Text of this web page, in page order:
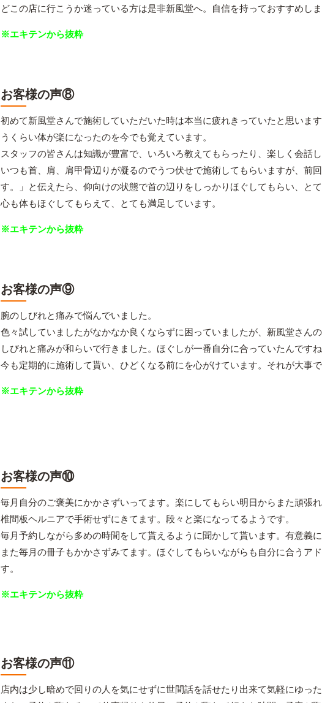
どこの店に行こうか迷っている方は是非新風堂へ。自信を持っておすすめしま
※エキテンから抜粋
お客様の声⑧
初めて新風堂さんで施術していただいた時は本当に疲れきっていたと思いま
うくらい体が楽になったのを今でも覚えています。
スタッフの皆さんは知識が豊富で、いろいろ教えてもらったり、楽しく会話
いつも首、肩、肩甲骨辺りが凝るのでうつ伏せで施術してもらいますが、前
す。」と伝えたら、仰向けの状態で首の辺りをしっかりほぐしてもらい、と
心も体もほぐしてもらえて、とても満足しています。
※エキテンから抜粋
お客様の声⑨
腕のしびれと痛みで悩んでいました。
色々試していましたがなかなか良くならずに困っていましたが、新風堂さん
しびれと痛みが和らいで行きました。ほぐしが一番自分に合っていたんです
今も定期的に施術して貰い、ひどくなる前にを心がけています。それが大事で
※エキテンから抜粋
お客様の声⑩
毎月自分のご褒美にかかさずいってます。楽にしてもらい明日からまた頑張れ
椎間板ヘルニアで手術せずにきてます。段々と楽になってるようです。
毎月予約しながら多めの時間をして貰えるように聞かして貰います。有意義に
また毎月の冊子もかかさずみてます。ほぐしてもらいながらも自分に合うア
す。
※エキテンから抜粋
お客様の声⑪
店内は少し暗めで回りの人を気にせずに世間話を話せたり出来て気軽にゆっ